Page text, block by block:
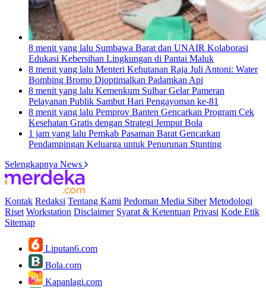
8 menit yang lalu Sumbawa Barat dan UNAIR Kolaborasi
Edukasi Kebersihan Lingkungan di Pantai Maluk
8 menit yang lalu Menteri Kehutanan Raja Juli Antoni: Water
Bombing Bromo Dioptimalkan Padamkan Api
8 menit yang lalu Kemenkum Sulbar Gelar Pameran
Pelayanan Publik Sambut Hari Pengayoman ke-81
8 menit yang lalu Pemprov Banten Gencarkan Program Cek
Kesehatan Gratis dengan Strategi Jemput Bola
1 jam yang lalu Pemkab Pasaman Barat Gencarkan
Pendampingan Keluarga untuk Penurunan Stunting
Selengkapnya News
Kontak Redaksi Tentang Kami Pedoman Media Siber Metodologi
Riset Workstation Disclaimer Syarat & Ketentuan Privasi Kode Etik
Sitemap
Liputan6.com
Bola.com
Kapanlagi.com